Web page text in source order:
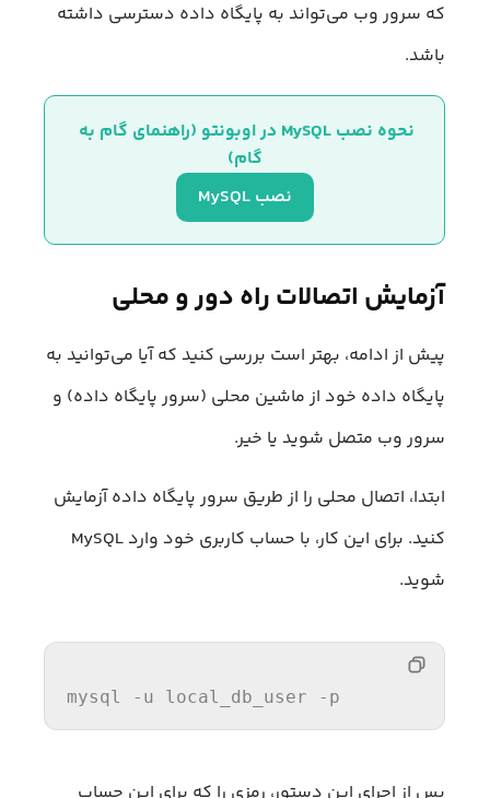
که سرور وب می‌تواند به پایگاه داده دسترسی داشته
باشد.
نحوه نصب MySQL در اوبونتو (راهنمای گام به
گام)
نصب MySQL
آزمایش اتصالات راه دور و محلی
پیش از ادامه، بهتر است بررسی کنید که آیا می‌توانید به
پایگاه داده خود از ماشین محلی (سرور پایگاه داده) و
سرور وب متصل شوید یا خیر.
ابتدا، اتصال محلی را از طریق سرور پایگاه داده آزمایش
کنید. برای این کار، با حساب کاربری خود وارد MySQL
شوید.
mysql -u local_db_user - p